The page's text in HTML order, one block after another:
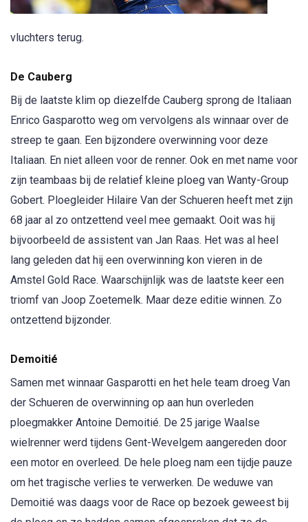
vluchters terug.
De Cauberg
Bij de laatste klim op diezelfde Cauberg sprong de Italiaan
Enrico Gasparotto weg om vervolgens als winnaar over de
streep te gaan. Een bijzondere overwinning voor deze
Italiaan. En niet alleen voor de renner. Ook en met name voor
zijn teambaas bij de relatief kleine ploeg van Wanty-Group
Gobert. Ploegleider Hilaire Van der Schueren heeft met zijn
68 jaar al zo ontzettend veel mee gemaakt. Ooit was hij
bijvoorbeeld de assistent van Jan Raas. Het was al heel
lang geleden dat hij een overwinning kon vieren in de
Amstel Gold Race. Waarschijnlijk was de laatste keer een
triomf van Joop Zoetemelk. Maar deze editie winnen. Zo
ontzettend bijzonder.
Demoitié
Samen met winnaar Gasparotti en het hele team droeg Van
der Schueren de overwinning op aan hun overleden
ploegmakker Antoine Demoitié. De 25 jarige Waalse
wielrenner werd tijdens Gent-Wevelgem aangereden door
een motor en overleed. De hele ploeg nam een tijdje pauze
om het tragische verlies te verwerken. De weduwe van
Demoitié was daags voor de Race op bezoek geweest bij